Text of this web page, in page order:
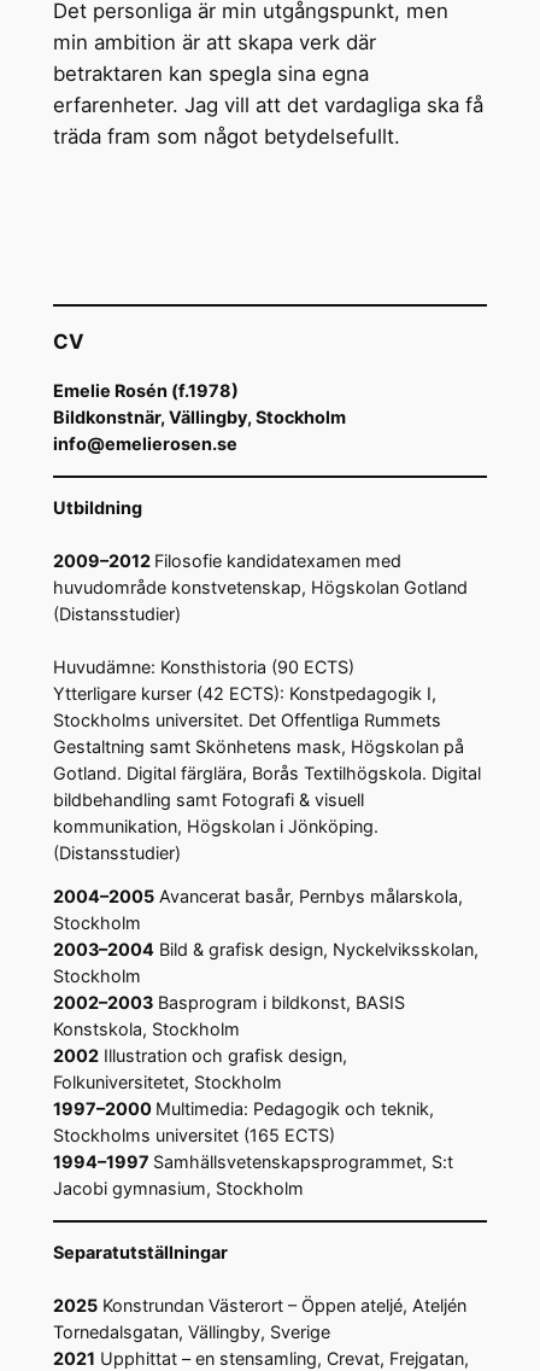
Det personliga är min utgångspunkt, men
min ambition är att skapa verk där
betraktaren kan spegla sina egna
erfarenheter. Jag vill att det vardagliga ska få
träda fram som något betydelsefullt.
CV
Emelie Rosén (f.1978)
Bildkonstnär, Vällingby, Stockholm
info@emelierosen.se
Utbildning
2009–2012 Filosofie kandidatexamen med
huvudområde konstvetenskap, Högskolan Gotland
(Distansstudier)
Huvudämne: Konsthistoria (90 ECTS)
Ytterligare kurser (42 ECTS): Konstpedagogik I,
Stockholms universitet. Det Offentliga Rummets
Gestaltning samt Skönhetens mask, Högskolan på
Gotland. Digital färglära, Borås Textilhögskola. Digital
bildbehandling samt Fotografi & visuell
kommunikation, Högskolan i Jönköping.
(Distansstudier)
2004–2005Avancerat basår, Pernbys målarskola,
Stockholm
2003–2004Bild & grafisk design, Nyckelviksskolan,
Stockholm
2002–2003Basprogram i bildkonst, BASIS
Konstskola, Stockholm
2002Illustration och grafisk design,
Folkuniversitetet, Stockholm
1997–2000 Multimedia: Pedagogik och teknik,
Stockholms universitet (165 ECTS)
1994–1997 Samhällsvetenskapsprogrammet, S:t
Jacobi gymnasium, Stockholm
Separatutställningar
2025Konstrundan Västerort – Öppen ateljé, Ateljén
Tornedalsgatan, Vällingby, Sverige
2021 Upphittat – en stensamling, Crevat, Frejgatan,